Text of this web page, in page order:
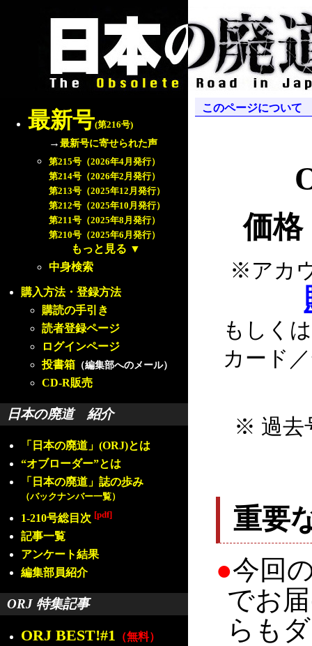
最新号(第216号)
→最新号に寄せられた声
第215号（2026年4月発行）
第214号（2026年2月発行）
第213号（2025年12月発行）
第212号（2025年10月発行）
第211号（2025年8月発行）
第210号（2025年6月発行）
もっと見る ▼
中身検索
購入方法・登録方法
購読の手引き
読者登録ページ
ログインページ
投書箱 （編集部へのメール）
CD-R販売
日本の廃道 紹介
「日本の廃道」(ORJ)とは
“オブローダー”とは
「日本の廃道」誌の歩み
（バックナンバー一覧）
1-210号総目次 [pdf]
記事一覧
アンケート結果
編集部員紹介
ORJ 特集記事
ORJ BEST!#1 （無料）
このページについて
価格
※アカ
もしくは
カード
※ 過去
重要
●今回
でお
らも